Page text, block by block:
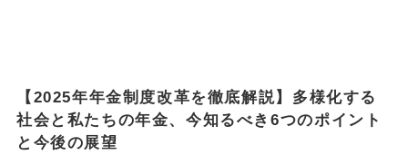
【2025年年金制度改革を徹底解説】多様化する
社会と私たちの年金、今知るべき6つのポイント
と今後の展望